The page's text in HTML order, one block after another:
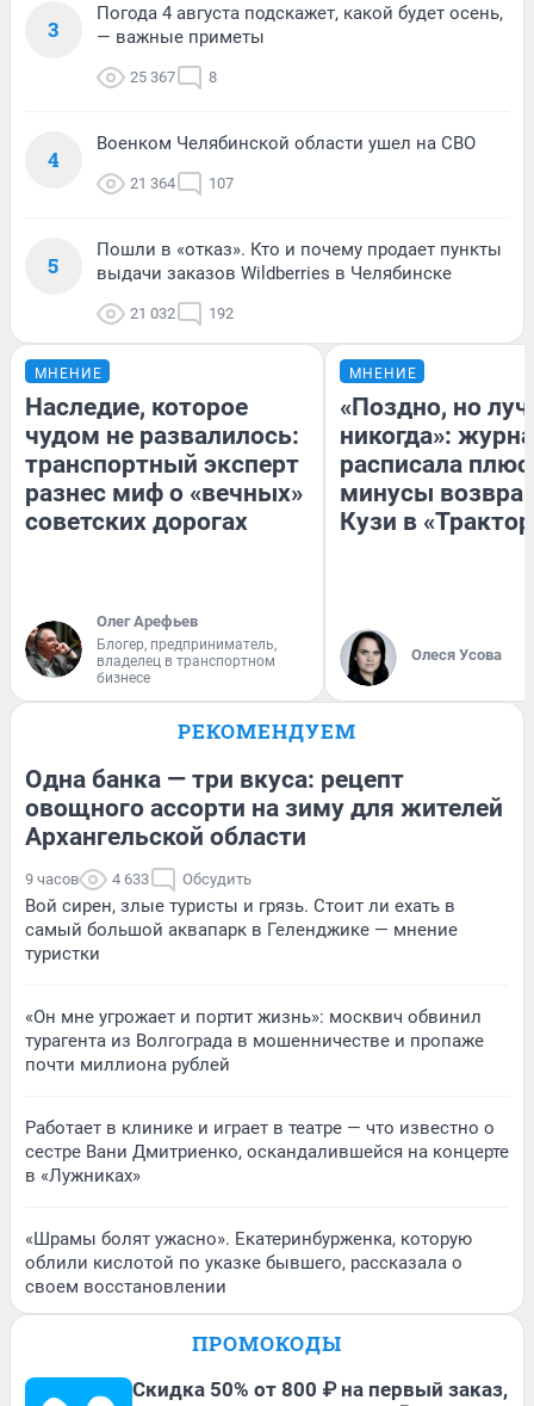
3
Погода 4 августа подскажет, какой будет осень,
— важные приметы
25 367 8
4
Военком Челябинской области ушел на СВО
21 364 107
5
Пошли в «отказ». Кто и почему продает пункты
выдачи заказов Wildberries в Челябинске
21 032 192
МНЕНИЕ
Наследие, которое
чудом не развалилось:
транспортный эксперт
разнес миф о «вечных»
советских дорогах
Олег Арефьев
Блогер, предприниматель,
владелец в транспортном
бизнесе
МНЕНИЕ
«Поздно, но
никогда»:
расписала
минусы
Кузи в
Олеся Усова
РЕКОМЕНДУЕМ
Одна банка — три вкуса: рецепт
овощного ассорти на зиму для жителей
Архангельской области
9 часов 4 633 Обсудить
Вой сирен, злые туристы и грязь. Стоит ли ехать в
самый большой аквапарк в Геленджике — мнение
туристки
«Он мне угрожает и портит жизнь»: москвич обвинил
турагента из Волгограда в мошенничестве и пропаже
почти миллиона рублей
Работает в клинике и играет в театре — что известно о
сестре Вани Дмитриенко, оскандалившейся на концерте
в «Лужниках»
«Шрамы болят ужасно». Екатеринбурженка, которую
облили кислотой по указке бывшего, рассказала о
своем восстановлении
ПРОМОКОДЫ
Скидка 50% от 800 ₽ на первый заказ,